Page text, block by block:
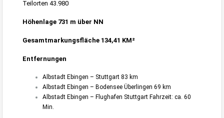
Teilorten 43.980
Höhenlage 731 m über NN
Gesamtmarkungsfläche 134,41 KM²
Entfernungen
Albstadt Ebingen – Stuttgart 83 km
Albstadt Ebingen – Bodensee Überlingen 69 km
Albstadt Ebingen – Flughafen Stuttgart Fahrzeit: ca. 60
Min.